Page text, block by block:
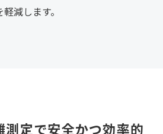
減します。
定で安全かつ効率的